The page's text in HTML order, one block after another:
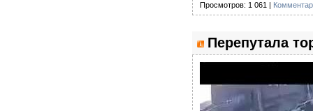
Просмотров: 1 061 |
Перепутала